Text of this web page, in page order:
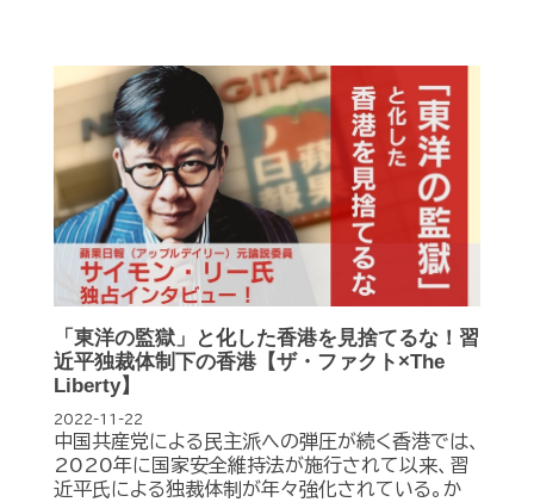
「東洋の監獄」と化した香港を見捨てるな！習
近平独裁体制下の香港【ザ・ファクト×The
Liberty】
2022-11-22
中国共産党による民主派への弾圧が続く香港では、
2020年に国家安全維持法が施行されて以来、習
近平氏による独裁体制が年々強化されている。か